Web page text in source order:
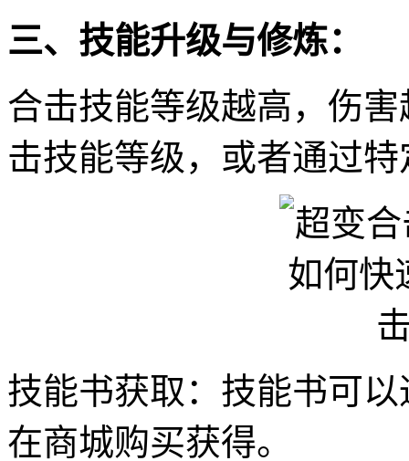
三、技能升级与修炼：
合击技能等级越高，伤
击技能等级，或者通过
技能书获取：技能书可
在商城购买获得。